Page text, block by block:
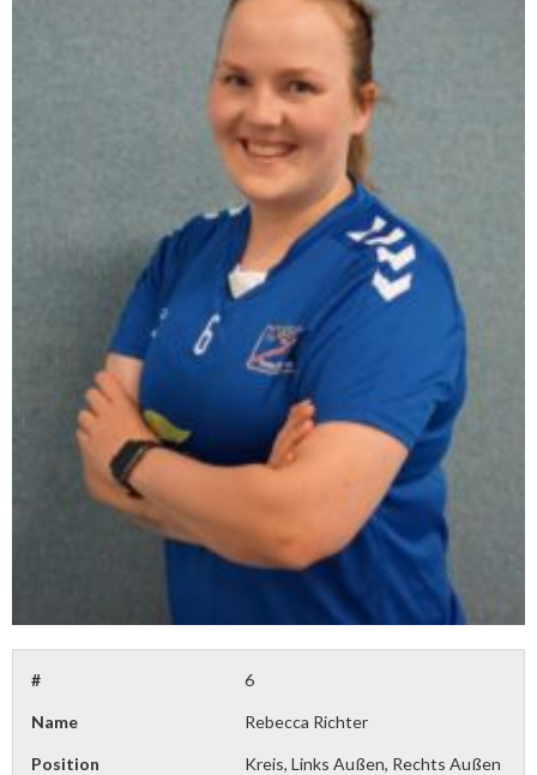
# 6
Name Rebecca Richter
Position Kreis, Links Außen, Rechts Außen